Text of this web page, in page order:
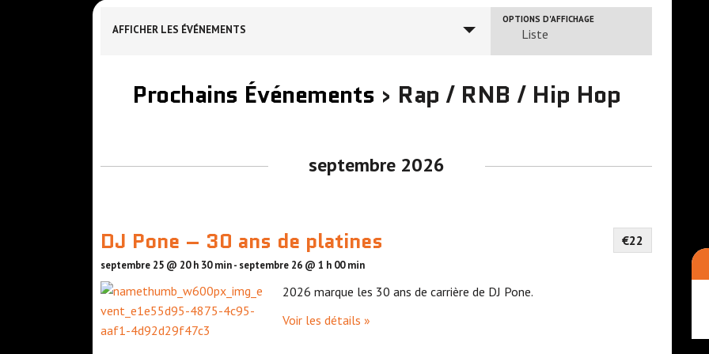
AFFICHER LES ÉVÉNEMENTS
N
a
i
t
a
OPTIONS D'AFFICHAGE
Liste
Prochains Événements › Rap / RNB / Hip Hop
g
a
t
i
o
septembre 2026
€22
DJ Pone – 30 ans de platines
septembre 25 @ 20 h 30 min- septembre 26 @ 1 h 00 min
2026 marque les 30 ans de carrière de DJ Pone.
Voir les détails »